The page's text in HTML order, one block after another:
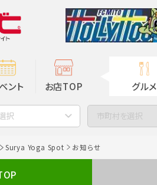
ント お店TOP グルメ
択 市町村を選択
Surya Yoga Spot お知らせ